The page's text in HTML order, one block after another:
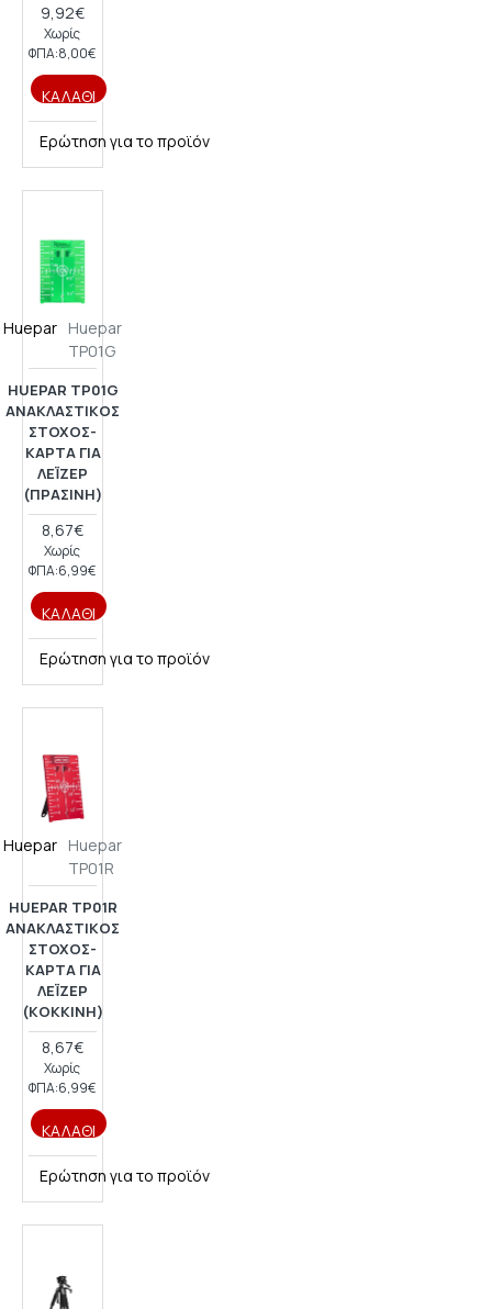
9,92€
Χωρίς
ΦΠΑ:8,00€
ΚΑΛΆΘΙ
Ερώτηση για το προϊόν
Huepar Huepar
TP01G
HUEPAR TP01G
ΑΝΑΚΛΑΣΤΙΚΌΣ
ΣΤΌΧΟΣ-
ΚΆΡΤΑ ΓΙΑ
ΛΈΙΖΕΡ
(ΠΡΆΣΙΝΗ)
8,67€
Χωρίς
ΦΠΑ:6,99€
ΚΑΛΆΘΙ
Ερώτηση για το προϊόν
Huepar Huepar
TP01R
HUEPAR TP01R
ΑΝΑΚΛΑΣΤΙΚΌΣ
ΣΤΌΧΟΣ-
ΚΆΡΤΑ ΓΙΑ
ΛΈΙΖΕΡ
(ΚΌΚΚΙΝΗ)
8,67€
Χωρίς
ΦΠΑ:6,99€
ΚΑΛΆΘΙ
Ερώτηση για το προϊόν